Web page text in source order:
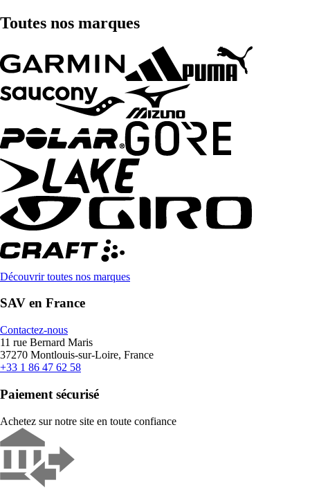
Toutes nos marques
Découvrir toutes nos marques
SAV en France
Contactez-nous
11 rue Bernard Maris
37270 Montlouis-sur-Loire, France
+33 1 86 47 62 58
Paiement sécurisé
Achetez sur notre site en toute confiance